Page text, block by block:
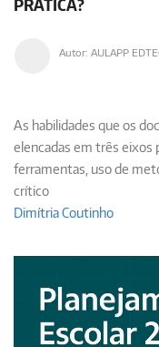
Autor: AULAPP
As habilidades que os
elencadas em três eixos
ferramentas, uso de
crítico
Dimítria Coutinho